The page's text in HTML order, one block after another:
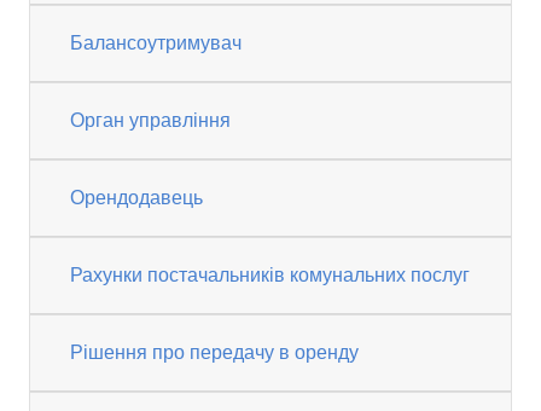
Балансоутримувач
Орган управління
Орендодавець
Рахунки постачальників комунальних послуг
Рішення про передачу в оренду